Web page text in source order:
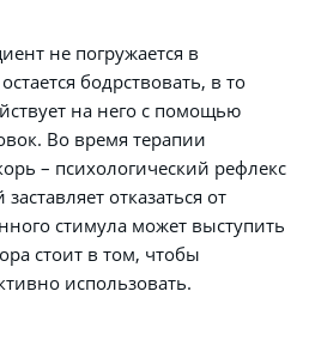
не погружается в
бодрствовать, в то
на него с помощью
Во время терапии
– психологический рефлекс
отказаться от
стимула может выступить
стоит в том, чтобы
использовать.